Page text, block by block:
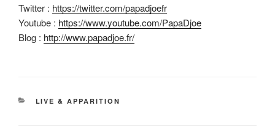
Twitter : https://twitter.com/papadjoefr
Youtube : https://www.youtube.com/PapaDjoe
Blog : http://www.papadjoe.fr/
CATÉGORIES
LIVE & APPARITION